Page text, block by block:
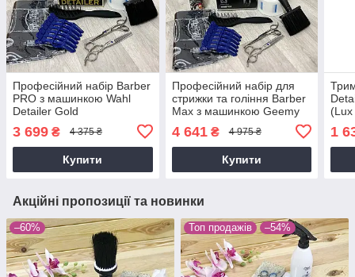
Професійний набір Barber
PRO з машинкою Wahl
Detailer Gold
3 699 ₴ 4 375 ₴
Купити
Професійний набір для
стрижки та гоління Barber
Max з машинкою Geemy
GM-805 та феном Gemei
4 641₴ 4 975 ₴
Купити
1
Акційні пропозиції та новинки
–60% Топ продажів –54%